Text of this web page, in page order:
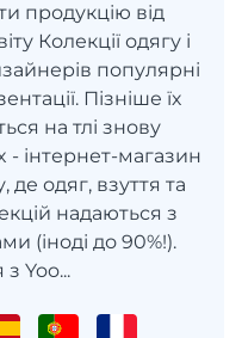
продукцію від
Колекції одягу і
популярні
Пізніше їх
на тлі знову
інтернет-магазин
одяг, взуття та
надаються з
(іноді до 90%!).
Yoo...